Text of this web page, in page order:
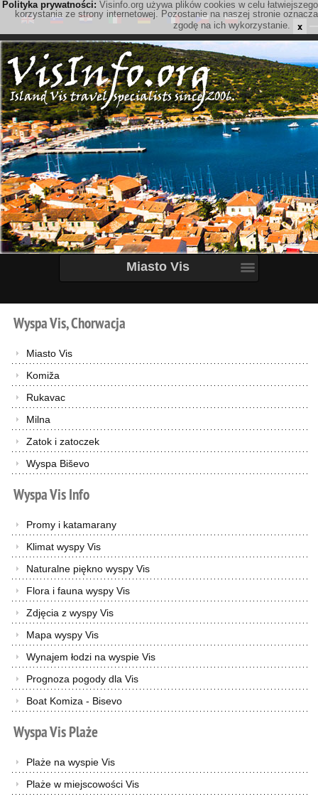
Polityka prywatności: Visinfo.org używa plików cookies w celu łatwiejszego
korzystania ze strony internetowej. Pozostanie na naszej stronie oznacza
zgodę na ich wykorzystanie.
x
Miasto Vis
WyspaVis,Chorwacja
Miasto Vis
Komiža
Rukavac
Milna
Zatok i zatoczek
Wyspa Biševo
WyspaVisInfo
Promy i katamarany
Klimat wyspy Vis
Naturalne piękno wyspy Vis
Flora i fauna wyspy Vis
Zdjęcia z wyspy Vis
Mapa wyspy Vis
Wynajem łodzi na wyspie Vis
Prognoza pogody dla Vis
Boat Komiza - Bisevo
WyspaVisPlaże
Plaże na wyspie Vis
Plaże w miejscowości Vis